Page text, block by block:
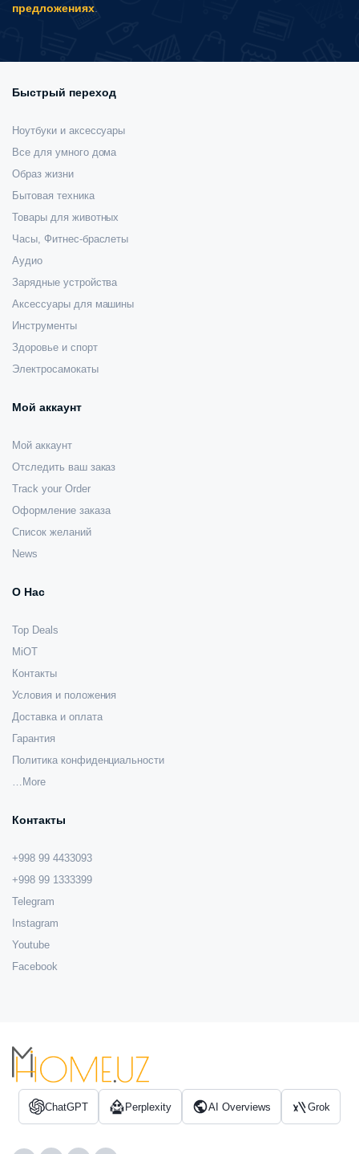
предложениях.
Быстрый переход
Ноутбуки и аксессуары
Все для умного дома
Образ жизни
Бытовая техника
Товары для животных
Часы, Фитнес-браслеты
Аудио
Зарядные устройства
Аксессуары для машины
Инструменты
Здоровье и спорт
Электросамокаты
Мой аккаунт
Мой аккаунт
Отследить ваш заказ
Track your Order
Оформление заказа
Список желаний
News
О Нас
Top Deals
MiOT
Контакты
Условия и положения
Доставка и оплата
Гарантия
Политика конфиденциальности
…More
Контакты
+998 99 4433093
+998 99 1333399
Telegram
Instagram
Youtube
Facebook
ChatGPT Perplexity AI Overviews Grok